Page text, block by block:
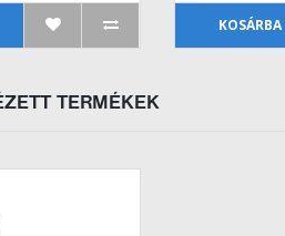
KOSÁRBA
TERMÉKEK